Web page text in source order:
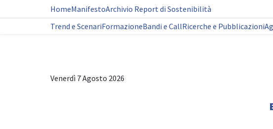
HomeManifestoArchivio Report di Sostenibilità
Trend e ScenariFormazioneBandi e CallRicerche e Pubblicazioni
Venerdì 7 Agosto 2026